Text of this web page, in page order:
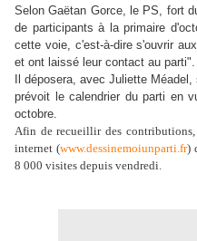
Selon Gaëtan Gorce, le PS, fort
de participants à la primaire
cette voie, c'est-à-dire s'ouvrir
et ont laissé leur contact au parti".
Il déposera, avec Juliette
prévoit le calendrier du parti en
octobre.
Afin de recueillir des
internet (www.dessinemoiunparti.fr)
8 000 visites depuis vendredi.